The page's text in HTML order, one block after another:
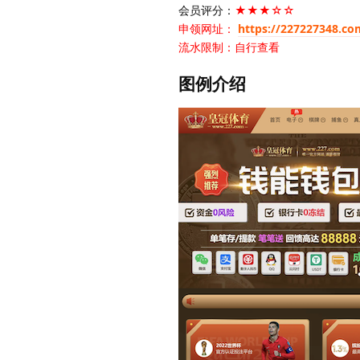
会员评分： ★★★☆☆
申领网址： https://
流水限制：自行查看
图例介绍